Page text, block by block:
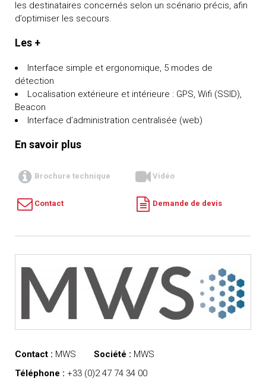
les destinataires concernés selon un scénario précis, afin
d’optimiser les secours.
Les +
Interface simple et ergonomique, 5 modes de
détection
Localisation extérieure et intérieure : GPS, Wifi (SSID),
Beacon
Interface d’administration centralisée (web)
En savoir plus
Brochure technique Vidéo
Contact Demande de devis
Contact : MWS Société : MWS
Téléphone : +33 (0)2 47 74 34 00